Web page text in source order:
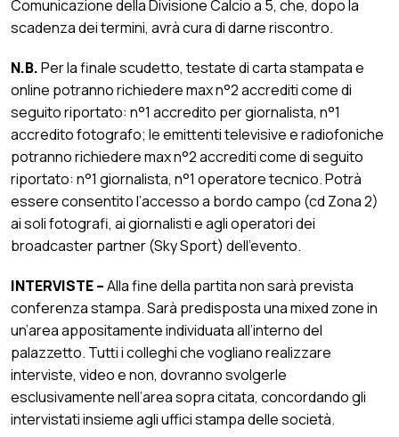
Comunicazione della Divisione Calcio a 5, che, dopo la
scadenza dei termini, avrà cura di darne riscontro.
N.B.Per la finale scudetto, testate di carta stampata e
online potranno richiedere max n°2 accrediti come di
seguito riportato: n°1 accredito per giornalista, n°1
accredito fotografo; le emittenti televisive e radiofoniche
potranno richiedere max n°2 accrediti come di seguito
riportato: n°1 giornalista, n°1 operatore tecnico. Potrà
essere consentito l’accesso a bordo campo (cd Zona 2)
ai soli fotografi, ai giornalisti e agli operatori dei
broadcaster partner (Sky Sport) dell’evento.
INTERVISTE –Alla fine della partita non sarà prevista
conferenza stampa. Sarà predisposta una mixed zone in
un’area appositamente individuata all’interno del
palazzetto. Tutti i colleghi che vogliano realizzare
interviste, video e non, dovranno svolgerle
esclusivamente nell’area sopra citata, concordando gli
intervistati insieme agli uffici stampa delle società.